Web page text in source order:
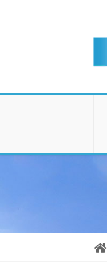
に
ョ
動